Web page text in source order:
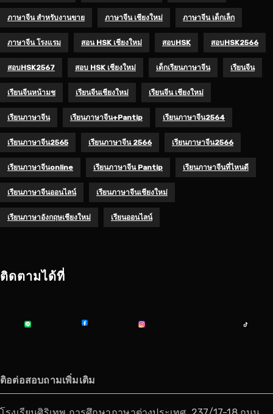
ภาษาจีน สำหรับงานขาย ภาษาจีน เชียงใหม่ ภาษาจีน เด็กเล็ก
ภาษาจีน โรงแรม สอน HSK เชียงใหม่ สอบHSK สอบHSK2566
สอบHSK2567 สอบ HSK เชียงใหม่ เด็กเรียนภาษาจีน เรียนจีน
เรียนจีนหน้ามช เรียนจีนเชียงใหม่ เรียนจีน เชียงใหม่
เรียนภาษาจีน เรียนภาษาจีน+pantip เรียนภาษาจีน2564
เรียนภาษาจีน2565 เรียนภาษาจีน 2566 เรียนภาษาจีน2566
เรียนภาษาจีนonline เรียนภาษาจีน Pantip เรียนภาษาจีนที่ไหนดี
เรียนภาษาจีนออนไลน์ เรียนภาษาจีนเชียงใหม่
เรียนภาษาอังกฤษเชียงใหม่ เรียนออนไลน์
ติดตามได้ที่
ติอต่อสอบถามเพิ่มเติม